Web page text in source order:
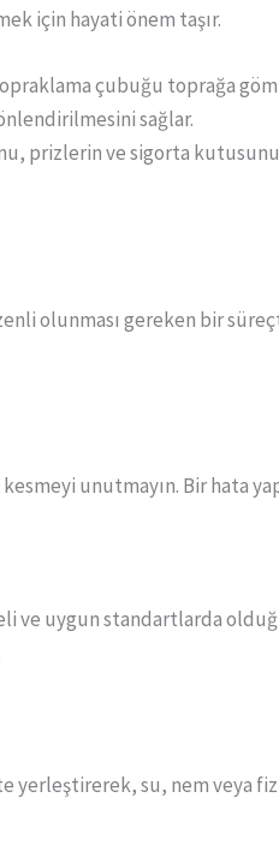
için hayati önem taşır.
çubuğu toprağa
sağlar.
prizlerin ve sigorta
olunması gereken bir
unutmayın. Bir hata
ve uygun standartlarda
yerleştirerek, su, nem veya